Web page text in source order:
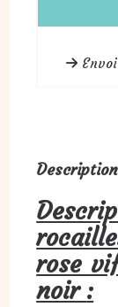
Description
rose
noir :